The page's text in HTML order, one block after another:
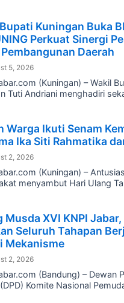
Kuningan Buka
Perkuat Sinergi
Daerah
5, 2026
(Kuningan) – Wakil
Tuti Andriani menghadiri
Warga Ikuti Senam
Ika Siti Rahmatika
2, 2026
(Kuningan) –
menyambut Hari Ulang
Musda XVI KNPI
Seluruh Tahapan
Mekanisme
2, 2026
(Bandung) – Dewan
Komite Nasional